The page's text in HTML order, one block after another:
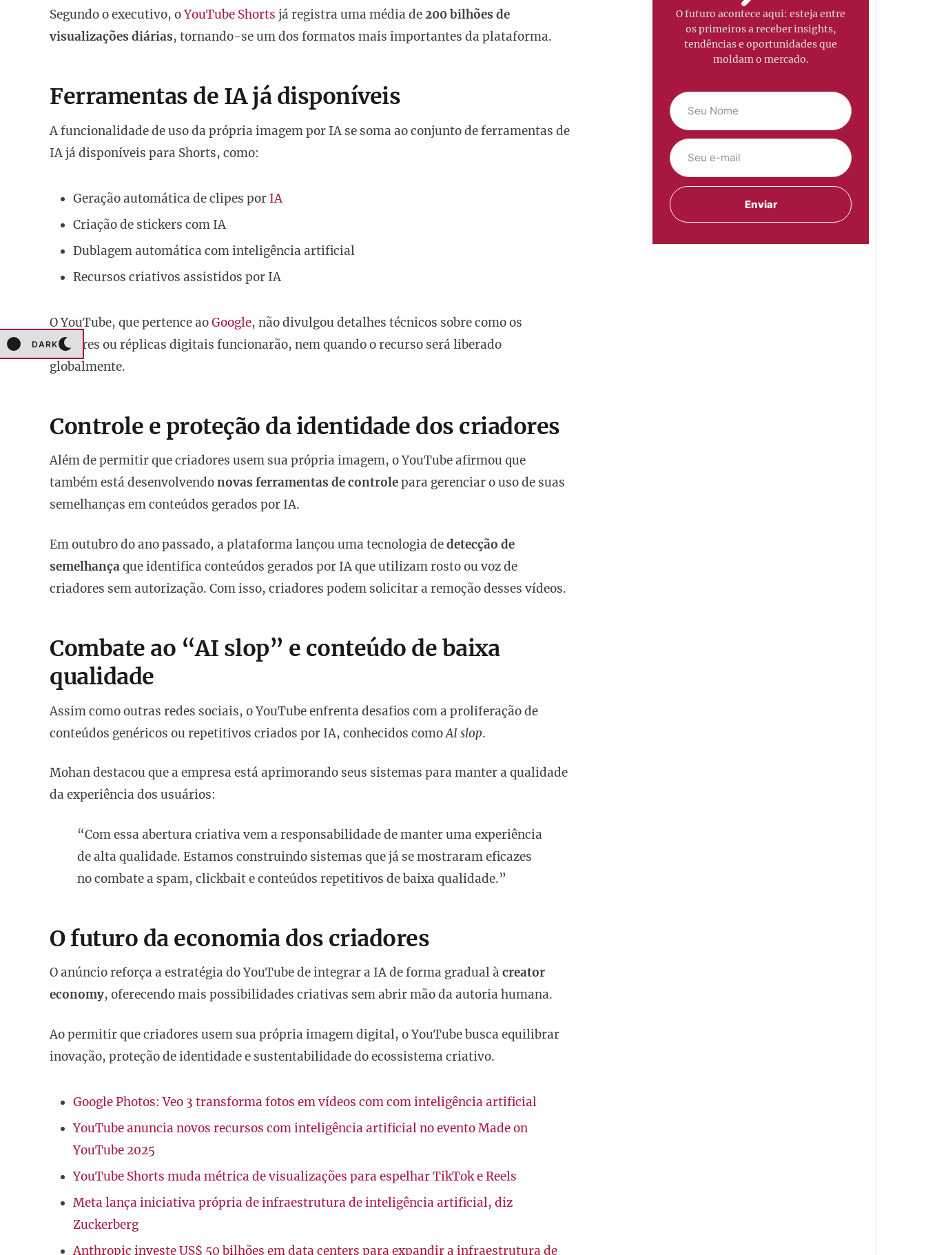
DARK
Segundo o executivo, oYouTube Shorts já registra uma média de200 bilhões de
visualizações diárias, tornando-se um dos formatos mais importantes da plataforma.
Ferramentas de IA já disponíveis
A funcionalidade de uso da própria imagem por IA se soma ao conjunto de ferramentas de
IA já disponíveis para Shorts, como:
Geração automática de clipes por IA
Criação de stickers com IA
Dublagem automática com inteligência artificial
Recursos criativos assistidos por IA
O YouTube, que pertence aoGoogle, não divulgou detalhes técnicos sobre como os
avatares ou réplicas digitais funcionarão, nem quando o recurso será liberado
globalmente.
Controle e proteção da identidade dos criadores
Além de permitir que criadores usem sua própria imagem, o YouTube afirmou que
também está desenvolvendonovas ferramentas de controlepara gerenciar o uso de suas
semelhanças em conteúdos gerados por IA.
Em outubro do ano passado, a plataforma lançou uma tecnologia dedetecção de
semelhançaque identifica conteúdos gerados por IA que utilizam rosto ou voz de
criadores sem autorização. Com isso, criadores podem solicitar a remoção desses vídeos.
Combate ao “AI slop” e conteúdo de baixa
qualidade
Assim como outras redes sociais, o YouTube enfrenta desafios com a proliferação de
conteúdos genéricos ou repetitivos criados por IA, conhecidos comoAI slop.
Mohan destacou que a empresa está aprimorando seus sistemas para manter a qualidade
da experiência dos usuários:
“Com essa abertura criativa vem a responsabilidade de manter uma experiência
de alta qualidade. Estamos construindo sistemas que já se mostraram eficazes
no combate a spam, clickbait e conteúdos repetitivos de baixa qualidade.”
O futuro da economia dos criadores
O anúncio reforça a estratégia do YouTube de integrar a IA de forma gradual à creator
economy, oferecendo mais possibilidades criativas sem abrir mão da autoria humana.
Ao permitir que criadores usem sua própria imagem digital, o YouTube busca equilibrar
inovação, proteção de identidade e sustentabilidade do ecossistema criativo.
Google Photos: Veo 3 transforma fotos em vídeos com com inteligência artificial
YouTube anuncia novos recursos com inteligência artificial no evento Made on
YouTube 2025
YouTube Shorts muda métrica de visualizações para espelhar TikTok e Reels
Meta lança iniciativa própria de infraestrutura de inteligência artificial, diz
Zuckerberg
Anthropic investe US$ 50 bilhões em data centers para expandir a infraestrutura de
O futuro acontece aqui: esteja entre
os primeiros a receber insights,
tendências e oportunidades que
moldam o mercado.